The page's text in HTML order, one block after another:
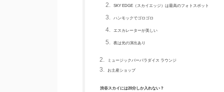
SKY EDGE（スカイエッジ）は最高のフォトスポット
ハンモックでゴロゴロ
エスカレーターが美しい
夜は光の演出あり
ミュージックバーパラダイス ラウンジ
お土産ショップ
渋谷スカイには20分しか入れない？